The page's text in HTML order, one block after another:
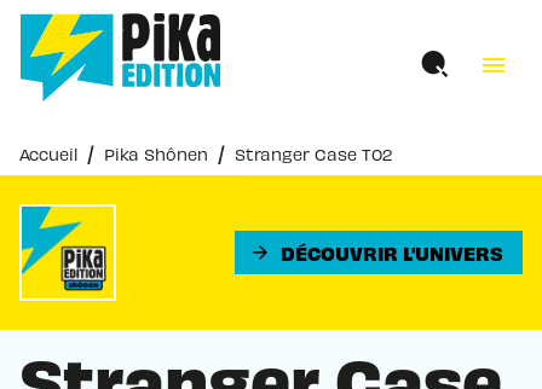
MENU RECHERCHE
PIED DE PAGE
menu
Accueil / Pika Shônen / Stranger Case T02
arrow_forward DÉCOUVRIR L'UNIVERS